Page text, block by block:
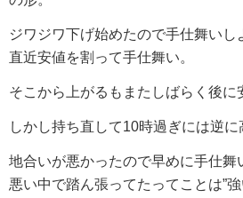
ジワジワ下げ始めたので手仕舞いし
直近安値を割って手仕舞い。
そこから上がるもまたしばらく後に
しかし持ち直して10時過ぎには逆に
地合いが悪かったので早めに手仕舞
悪い中で踏ん張ってたってことは”